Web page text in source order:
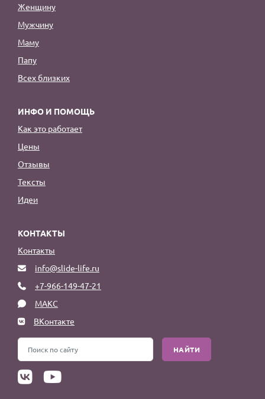
Женщину
Мужчину
Маму
Папу
Всех близких
ИНФО И ПОМОЩЬ
Как это работает
Цены
Отзывы
Тексты
Идеи
КОНТАКТЫ
Контакты
info@slide-life.ru
+7-966-149-47-21
МАКС
ВКонтакте
НАЙТИ